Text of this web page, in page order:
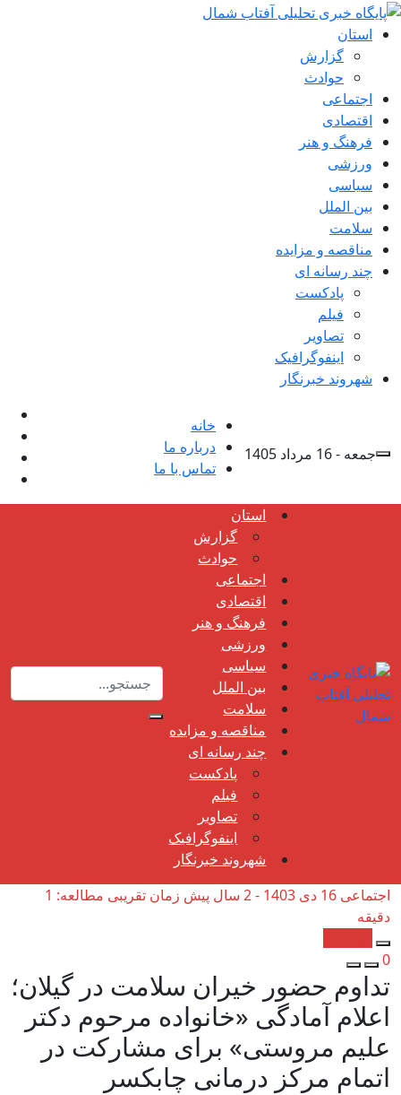
استان
گزارش
حوادث
اجتماعی
اقتصادی
فرهنگ و هنر
ورزشی
سیاسی
بین الملل
سلامت
مناقصه و مزایده
چند رسانه ای
پادکست
فیلم
تصاویر
اینفوگرافیک
شهروند خبرنگار
جمعه - 16 مرداد 1405
خانه
درباره ما
تماس با ما
استان
گزارش
حوادث
اجتماعی
اقتصادی
فرهنگ و هنر
ورزشی
سیاسی
بین الملل
سلامت
مناقصه و مزایده
چند رسانه ای
پادکست
فیلم
تصاویر
اینفوگرافیک
شهروند خبرنگار
اجتماعی 16 دی 1403 - 2 سال پیش
زمان تقریبی مطالعه: 1
دقیقه
0
تداوم حضور خیران سلامت در گیلان؛
اعلام آمادگی «خانواده مرحوم دکتر
علیم مروستی» برای مشارکت در
اتمام مرکز درمانی چابکسر